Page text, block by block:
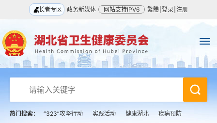
长者专区 政务新媒体 网站支持IPV6 繁體 登录 注册
热门搜索： “323”攻坚行动 实践活动 健康湖北 疾病预防